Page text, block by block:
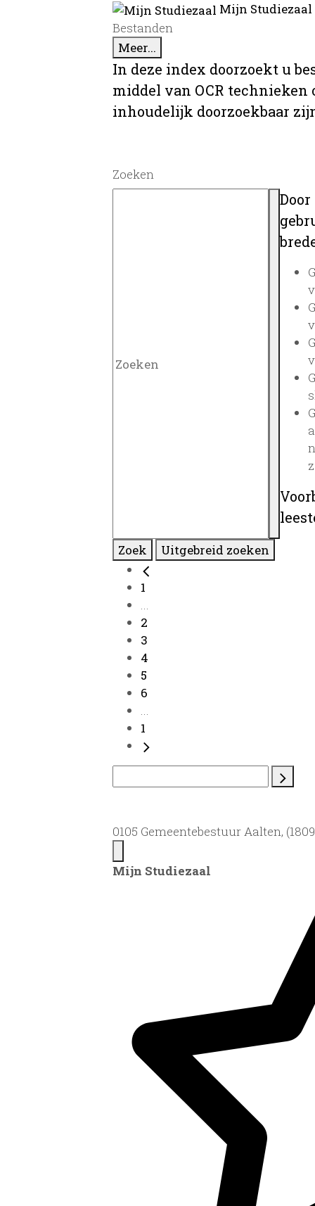
Mijn
Bestanden
Meer...
In deze index doorzoekt u
middel van OCR
inhoudelijk doorzoekbaar
Zoeken
Zoek Uitgebreid zoeken
1
...
2
3
4
5
6
...
1
0105 Gemeentebestuur Aalten,
Mijn Studiezaal